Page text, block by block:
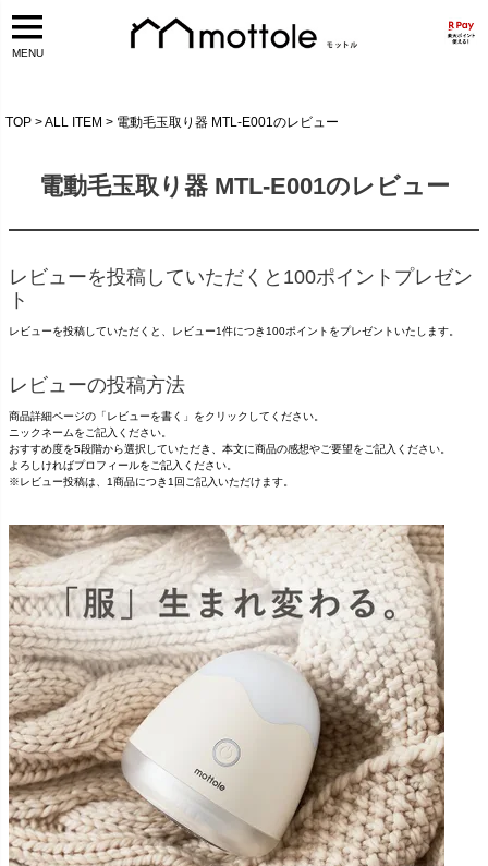
MENU
TOP ALL ITEM 電動毛玉取り器 MTL-E001のレビュー
電動毛玉取り器 MTL-E001のレビュー
レビューを投稿していただくと100ポイントプレゼン
ト
レビューを投稿していただくと、レビュー1件につき100ポイントをプレゼントいたします。
レビューの投稿方法
商品詳細ページの「レビューを書く」をクリックしてください。
ニックネームをご記入ください。
おすすめ度を5段階から選択していただき、本文に商品の感想やご要望をご記入ください。
よろしければプロフィールをご記入ください。
※レビュー投稿は、1商品につき1回ご記入いただけます。